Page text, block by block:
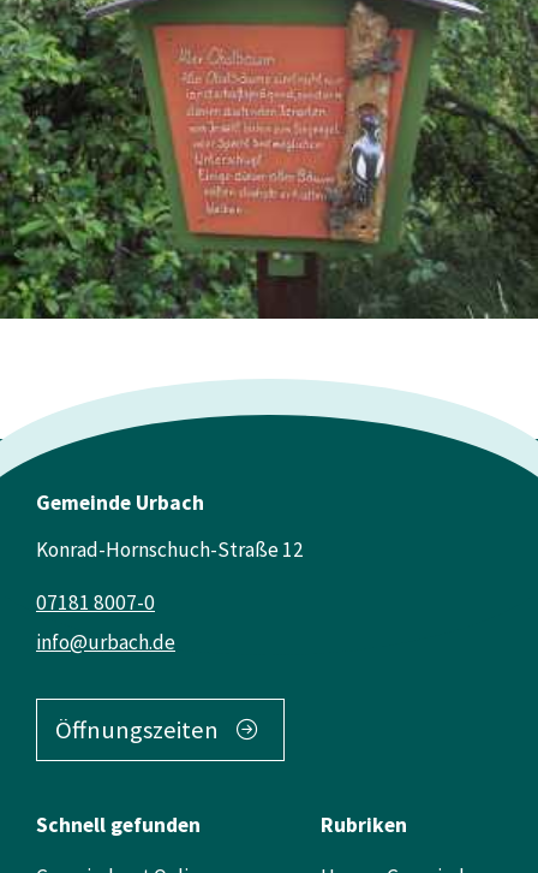
Gemeinde Urbach
Konrad-Hornschuch-Straße 12
info@urbach.de
07181 8007-0
Öffnungszeiten
Schnell gefunden
Rubriken